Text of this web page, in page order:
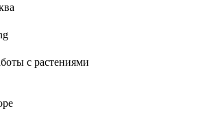
с растениями